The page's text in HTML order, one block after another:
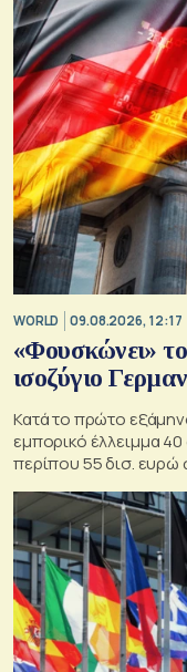
WORLD 09.08.2026, 12:17
«Φουσκώνει»
ισοζύγιο
Κατά το πρώτο
εμπορικό έλλειμμα
περίπου 55 δισ. ευρώ